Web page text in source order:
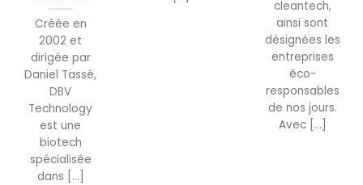
Créée en
2002 et
dirigée par
Daniel Tassé,
DBV
Technology
est une
biotech
spécialisée
dans [...]
cleantech,
ainsi sont
désignées les
entreprises
éco-
responsables
de nos jours.
Avec [...]